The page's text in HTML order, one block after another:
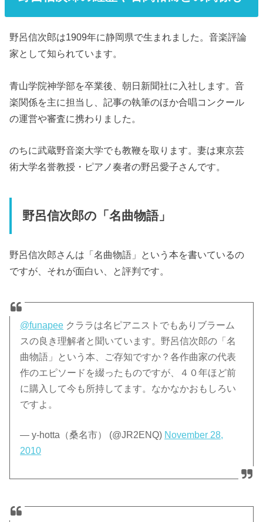
野呂信次郎は1909年に静岡県で生まれました。音楽評論
家として知られています。
青山学院神学部を卒業後、朝日新聞社に入社します。音
楽関係を主に担当し、記事の執筆のほか合唱コンクール
の運営や審査に携わりました。
のちに武蔵野音楽大学でも教鞭を取ります。妻は東京芸
術大学名誉教授・ピアノ奏者の野呂愛子さんです。
野呂信次郎の「名曲物語」
野呂信次郎さんは「名曲物語」という本を書いているの
ですが、それが面白い、と評判です。
@funapee クララは名ピアニストでもありブラーム
スの良き理解者と聞いています。野呂信次郎の「名
曲物語」という本、ご存知ですか？各作曲家の代表
作のエピソードを綴ったものですが、４０年ほど前
に購入して今も所持してます。なかなかおもしろい
ですよ。
— y-hotta（桑名市） (@JR2ENQ) November 28,
2010